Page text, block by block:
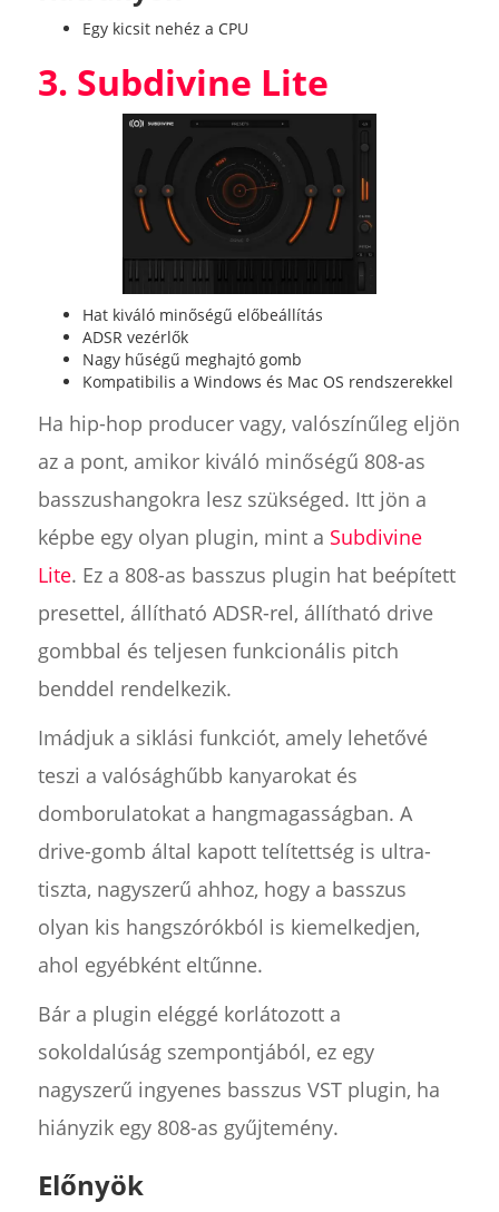
Egy kicsit nehéz a CPU
3. Subdivine Lite
Hat kiváló minőségű előbeállítás
ADSR vezérlők
Nagy hűségű meghajtó gomb
Kompatibilis a Windows és Mac OS rendszerekkel
Ha hip-hop producer vagy, valószínűleg eljön
az a pont, amikor kiváló minőségű 808-as
basszushangokra lesz szükséged. Itt jön a
képbe egy olyan plugin, mint a Subdivine
Lite. Ez a 808-as basszus plugin hat beépített
presettel, állítható ADSR-rel, állítható drive
gombbal és teljesen funkcionális pitch
benddel rendelkezik.
Imádjuk a siklási funkciót, amely lehetővé
teszi a valósághűbb kanyarokat és
domborulatokat a hangmagasságban. A
drive-gomb által kapott telítettség is ultra-
tiszta, nagyszerű ahhoz, hogy a basszus
olyan kis hangszórókból is kiemelkedjen,
ahol egyébként eltűnne.
Bár a plugin eléggé korlátozott a
sokoldalúság szempontjából, ez egy
nagyszerű ingyenes basszus VST plugin, ha
hiányzik egy 808-as gyűjtemény.
Előnyök